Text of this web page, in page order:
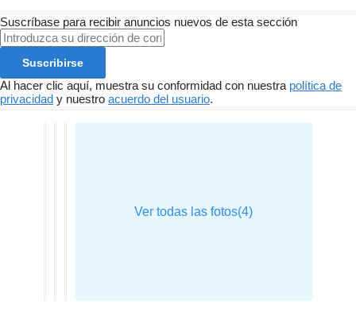
Suscríbase para recibir anuncios nuevos de esta sección
Suscribirse
Al hacer clic aquí, muestra su conformidad con nuestra política de
privacidad y nuestro acuerdo del usuario.